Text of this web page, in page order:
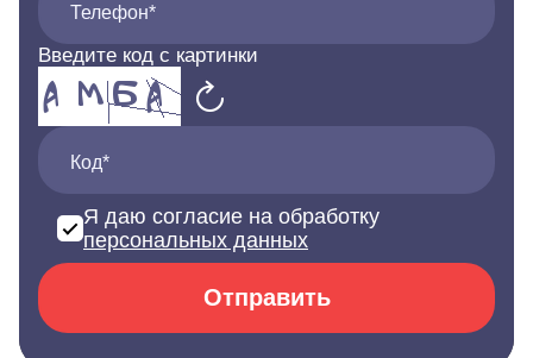
Телефон*
Введите код с картинки
Код*
Я даю согласие на обработку
персональных данных
Отправить